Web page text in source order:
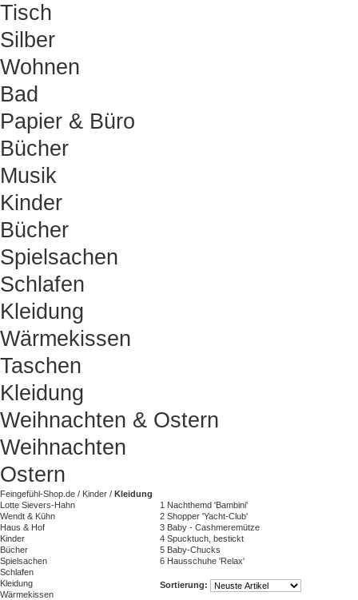
Tisch
Silber
Wohnen
Bad
Papier & Büro
Bücher
Musik
Kinder
Bücher
Spielsachen
Schlafen
Kleidung
Wärmekissen
Taschen
Kleidung
Weihnachten & Ostern
Weihnachten
Ostern
Feingefühl-Shop.de / Kinder / Kleidung
Lotte Sievers-Hahn
Wendt & Kühn
Haus & Hof
Kinder
Bücher
Spielsachen
Schlafen
Kleidung
Wärmekissen
1 Nachthemd 'Bambini'
2 Shopper 'Yacht-Club'
3 Baby - Cashmeremütze
4 Spucktuch, bestickt
5 Baby-Chucks
6 Hausschuhe 'Relax'
Sortierung: